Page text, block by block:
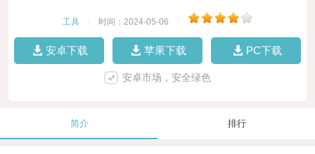
工具 时间：2024-05-06
安卓下载 苹果下载 PC下载
安卓市场，安全绿色
简介 排行